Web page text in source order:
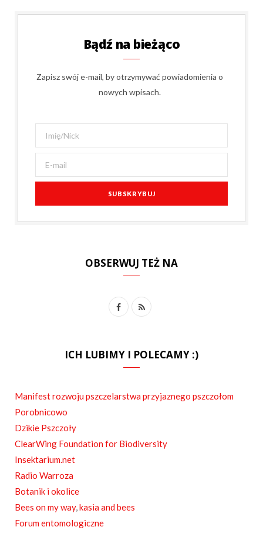
Bądź na bieżąco
Zapisz swój e-mail, by otrzymywać powiadomienia o
nowych wpisach.
OBSERWUJ TEŻ NA
F
e
k
R
ICH LUBIMY I POLECAMY :)
Manifest rozwoju pszczelarstwa przyjaznego pszczołom
Porobnicowo
Dzikie Pszczoły
ClearWing Foundation for Biodiversity
Insektarium.net
Radio Warroza
Botanik i okolice
Bees on my way,kasia and bees
Forum entomologiczne